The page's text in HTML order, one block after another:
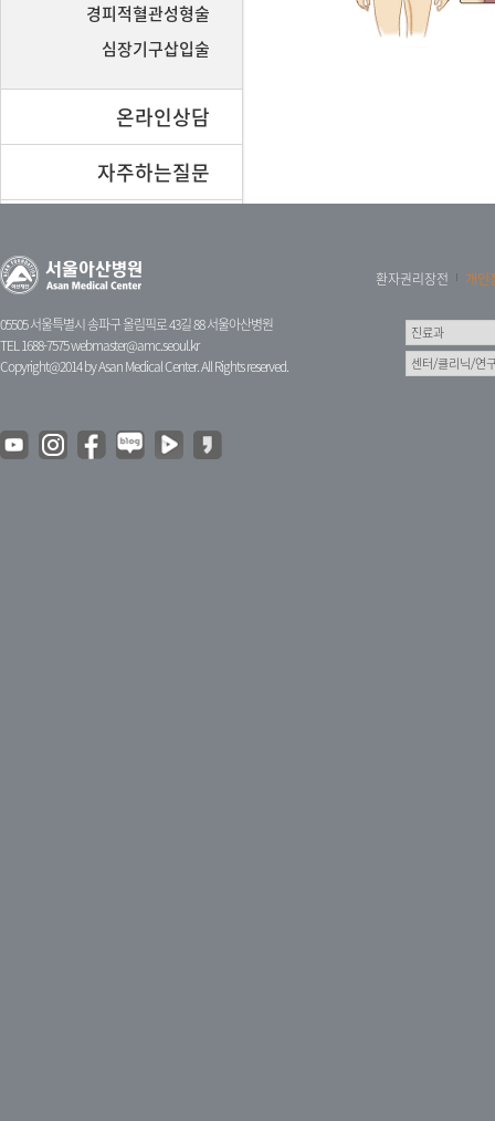
경피적혈관성형술
심장기구삽입술
온라인상담
자주하는질문
05505 서울특별시 송파구 올림픽로 43길 88 서울아산병원
TEL 1688-7575webmaster@amc.seoul.kr
Copyright@2014 by Asan Medical Center. All Rights reserved.
환자권리장전 개인